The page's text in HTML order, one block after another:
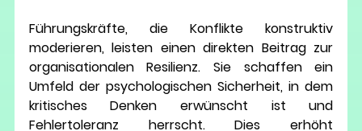
Führungskräfte, die Konflikte konstruktiv
organisationalen Resilienz. Sie schaffen ein
Umfeld der psychologischen Sicherheit, in dem
kritisches Denken erwünscht ist und
Fehlertoleranz herrscht. Dies erhöht